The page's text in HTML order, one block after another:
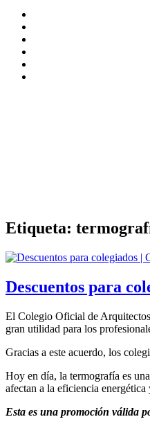
Etiqueta:
Descuentos para
El Colegio Oficial de
gran utilidad para los
Gracias a este acuerdo, los
Hoy en día, la termografía es
afectan a la eficiencia
Esta es una promoción válida